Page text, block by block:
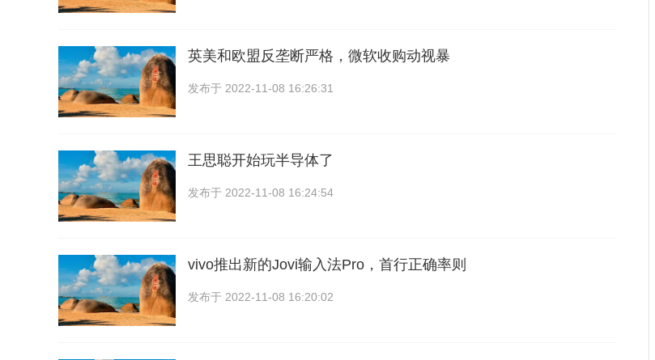
英美和欧盟反垄断严格，微软收购动视暴
发布于 2022-11-08 16:26:31
王思聪开始玩半导体了
发布于 2022-11-08 16:24:54
vivo推出新的Jovi输入法Pro，首行正确率则
发布于 2022-11-08 16:20:02